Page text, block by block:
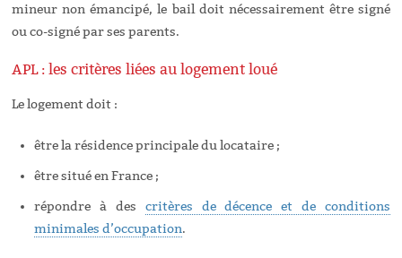
mineur non émancipé, le bail doit nécessairement être signé
ou co-signé par ses parents.
APL : les critères liées au logement loué
Le logement doit :
être la résidence principale du locataire ;
être situé en France ;
répondre à des critères de décence et de conditions
minimales d’occupation.